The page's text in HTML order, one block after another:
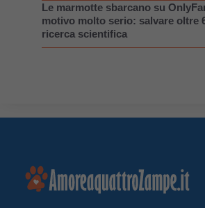
Le marmotte sbarcano su
motivo molto serio: salvare oltre
ricerca scientifica